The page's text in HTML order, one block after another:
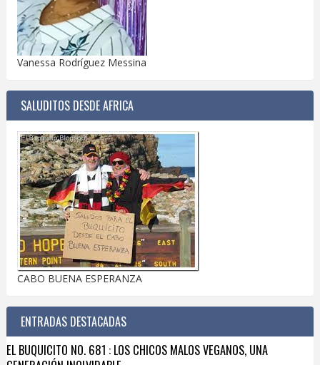
Vanessa Rodríguez Messina
SALUDITOS DESDE AFRICA
CABO BUENA ESPERANZA
ENTRADAS DESTACADAS
EL BUQUICITO NO. 681 : LOS CHICOS MALOS VEGANOS, UNA